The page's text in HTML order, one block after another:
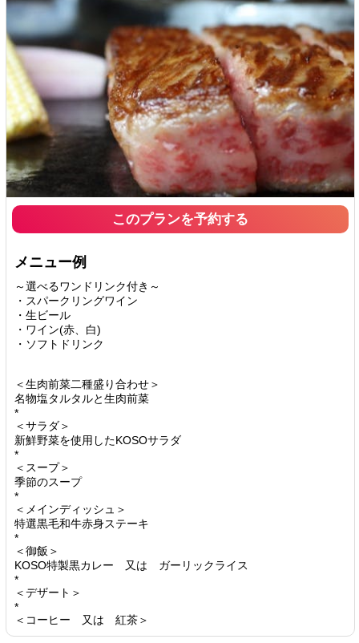
このプランを予約する
メニュー例
～選べるワンドリンク付き～
・スパークリングワイン
・生ビール
・ワイン(赤、白)
・ソフトドリンク
＜生肉前菜二種盛り合わせ＞
名物塩タルタルと生肉前菜
*
＜サラダ＞
新鮮野菜を使用したKOSOサラダ
*
＜スープ＞
季節のスープ
*
＜メインディッシュ＞
特選黒毛和牛赤身ステーキ
*
＜御飯＞
KOSO特製黒カレー 又は ガーリックライス
*
＜デザート＞
*
＜コーヒー 又は 紅茶＞